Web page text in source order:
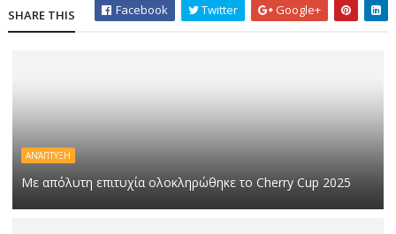
SHARE THIS Facebook Twitter Google+
ΑΝΆΠΤΥΞΗ
Με απόλυτη επιτυχία ολοκληρώθηκε το Cherry Cup 2025